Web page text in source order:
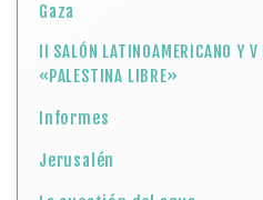
Gaza
II SALÓN LATINOAMERICANO Y
«PALESTINA LIBRE»
Informes
Jerusalén